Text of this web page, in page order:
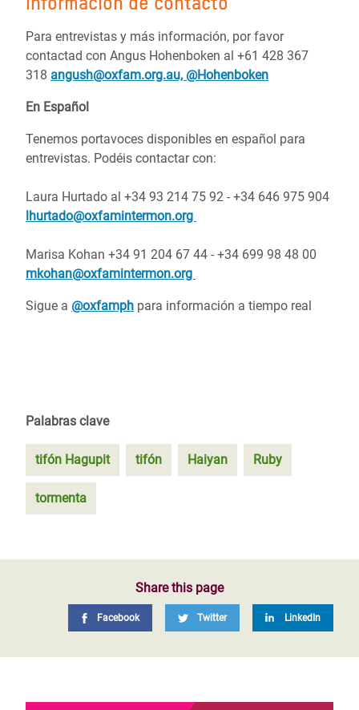
Para entrevistas y más información, por favor
contactad con Angus Hohenboken al +61 428 367
318 angush@oxfam.org.au, @Hohenboken
En Español
Tenemos portavoces disponibles en español para
entrevistas. Podéis contactar con:
Laura Hurtado al +34 93 214 75 92 - +34 646 975 904
lhurtado@oxfamintermon.org
Marisa Kohan +34 91 204 67 44 - +34 699 98 48 00
mkohan@oxfamintermon.org
Sigue a @oxfamph para información a tiempo real
Palabras clave
tifón Hagupit tifón Haiyan Ruby
tormenta
Share this page
Facebook Twitter LinkedIn